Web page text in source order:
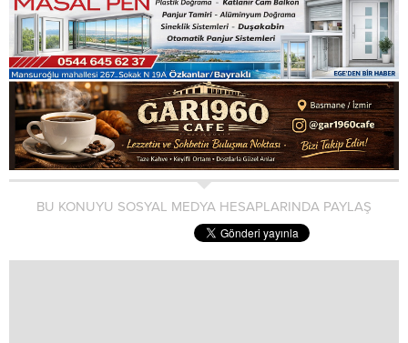
BU KONUYU SOSYAL MEDYA HESAPLARINDA PAYLAŞ